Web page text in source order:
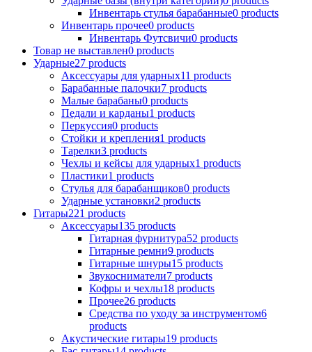
Инвентарь стулья барабанные0 products
Инвентарь прочее0 products
Инвентарь Футсвичи0 products
Товар не выставлен0 products
Ударные27 products
Аксессуары для ударных11 products
Барабанные палочки7 products
Малые барабаны0 products
Педали и карданы1 products
Перкуссия0 products
Стойки и крепления1 products
Тарелки3 products
Чехлы и кейсы для ударных1 products
Пластики1 products
Стулья для барабанщиков0 products
Ударные установки2 products
Гитары221 products
Аксессуары135 products
Гитарная фурнитура52 products
Гитарные ремни9 products
Гитарные шнуры15 products
Звукосниматели7 products
Кофры и чехлы18 products
Прочее26 products
Средства по уходу за инструментом6
products
Акустические гитары19 products